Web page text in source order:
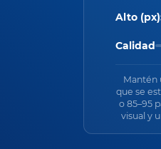
Alto
Calidad
Mantén
que se
o 85–95
visual y